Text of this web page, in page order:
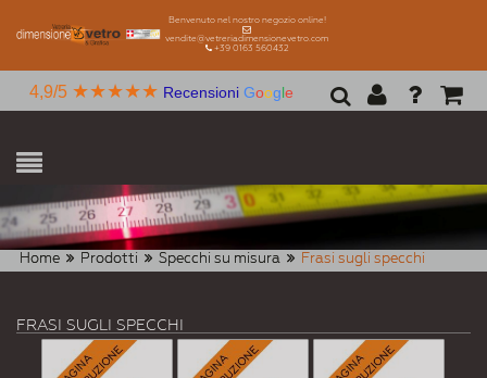
Benvenuto nel nostro negozio online!
vendite@vetreriadimensionevetro.com
+39 0163 560432
4,9/5 ★★★★★ Recensioni Google
Home Prodotti Specchi su misura Frasi sugli specchi
FRASI SUGLI SPECCHI